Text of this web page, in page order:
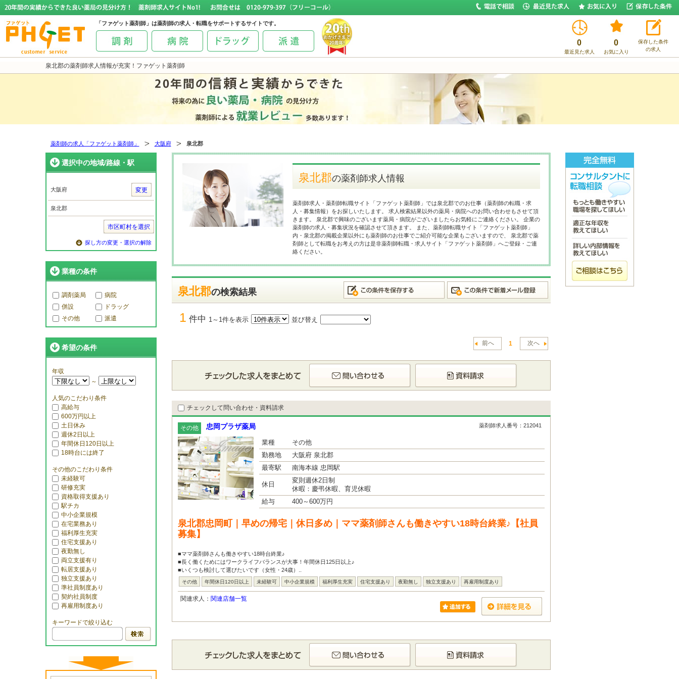
泉北郡の薬剤師求人情報が充実！ファゲット薬剤師
「ファゲット薬剤師」は薬剤師の求人・転職をサポートするサイトです。
0
最近見た求人
0
お気に入り
保存した条件
の求人
薬剤師の求人「ファゲット薬剤師」 大阪府 泉北郡
選択中の地域/路線・駅
大阪府 変更
泉北郡
市区町村を選択
探し方の変更・選択の解除
業種の条件
調剤薬局
病院
併設
ドラッグ
その他
派遣
希望の条件
年収
～
人気のこだわり条件
高給与
600万円以上
土日休み
週休2日以上
年間休日120日以上
18時台には終了
その他のこだわり条件
未経験可
研修充実
資格取得支援あり
駅チカ
中小企業規模
在宅業務あり
福利厚生充実
住宅支援あり
夜勤無し
両立支援有り
転居支援あり
独立支援あり
準社員制度あり
契約社員制度
再雇用制度あり
キーワードで絞り込む
泉北郡の薬剤師求人情報
薬剤師求人・薬剤師転職サイト「ファゲット薬剤師」では泉北郡でのお仕事（薬剤師の転職・求
人・募集情報）をお探しいたします。 求人検索結果以外の薬局・病院へのお問い合わせもさせて頂
きます。 泉北郡で興味のございます薬局・病院がございましたらお気軽にご連絡ください。 企業の
薬剤師の求人・募集状況を確認させて頂きます。 また、薬剤師転職サイト「ファゲット薬剤師」
内・泉北郡の掲載企業以外にも薬剤師のお仕事でご紹介可能な企業もございますので、 泉北郡で薬
剤師として転職をお考えの方は是非薬剤師転職・求人サイト「ファゲット薬剤師」へご登録・ご連
絡ください。
泉北郡の検索結果
1 件中 1～1件を表示 並び替え
前へ 1 次へ
チェックして問い合わせ・資料請求
その他 忠岡プラザ薬局 薬剤師求人番号：212041
業種
その他
勤務地
大阪府 泉北郡
最寄駅
南海本線 忠岡駅
休日
変則週休2日制
休暇：慶弔休暇、育児休暇
給与
400～600万円
泉北郡忠岡町｜早めの帰宅｜休日多め｜ママ薬剤師さんも働きやすい18時台終業♪【社員
募集】
■ママ薬剤師さんも働きやすい18時台終業♪
■長く働くためにはワークライフバランスが大事！年間休日125日以上♪
■いくつも検討して選びたいです（女性・24歳）..
その他 年間休日120日以上 未経験可 中小企業規模 福利厚生充実 住宅支援あり 夜勤無し 独立支援あり 再雇用制度あり
関連求人： 関連店舗一覧